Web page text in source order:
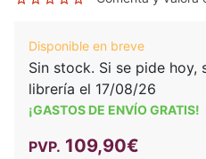
Disponible en breve
Sin stock. Si se pide hoy,
librería el 17/08/26
¡GASTOS DE ENVÍO GRATIS!
PVP. 109,90€